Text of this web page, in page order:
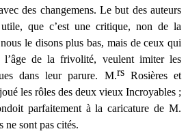
des changemens. Le but des auteurs
que c’est une critique, non de la
le disons plus bas, mais de ceux qui
l’âge de la frivolité, veulent imiter les
dans leur parure. M.rsRosières et
les rôles des deux vieux Incroyables ;
parfaitement à la caricature de M.
ne sont pas cités.